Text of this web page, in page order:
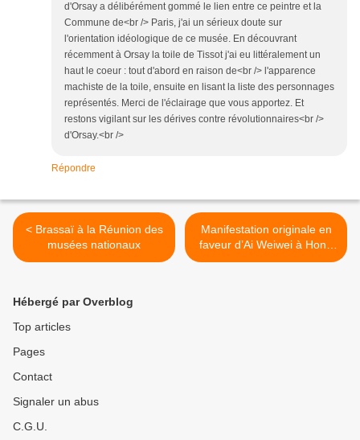
d'Orsay a délibérément gommé le lien entre ce peintre et la
Commune de<br /> Paris, j'ai un sérieux doute sur
l'orientation idéologique de ce musée. En découvrant
récemment à Orsay la toile de Tissot j'ai eu littéralement un
haut le coeur : tout d'abord en raison de<br /> l'apparence
machiste de la toile, ensuite en lisant la liste des personnages
représentés. Merci de l'éclairage que vous apportez. Et
restons vigilant sur les dérives contre révolutionnaires<br />
d'Orsay.<br />
Répondre
< Brassaï à la Réunion des
musées nationaux
Manifestation originale en
faveur d’Ai Weiwei à Hong
Kong >
Hébergé par Overblog
Top articles
Pages
Contact
Signaler un abus
C.G.U.